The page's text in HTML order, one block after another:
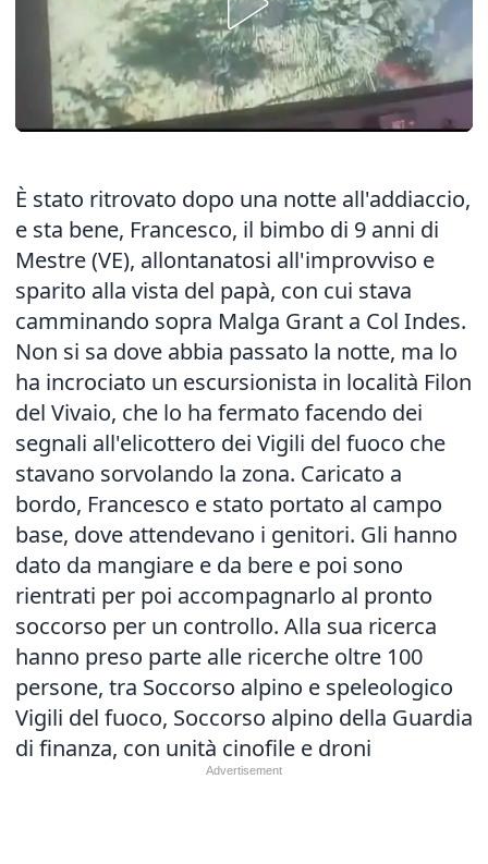
È stato ritrovato dopo una notte all'addiaccio,
e sta bene, Francesco, il bimbo di 9 anni di
Mestre (VE), allontanatosi all'improvviso e
sparito alla vista del papà, con cui stava
camminando sopra Malga Grant a Col Indes.
Non si sa dove abbia passato la notte, ma lo
ha incrociato un escursionista in località Filon
del Vivaio, che lo ha fermato facendo dei
segnali all'elicottero dei Vigili del fuoco che
stavano sorvolando la zona. Caricato a
bordo, Francesco e stato portato al campo
base, dove attendevano i genitori. Gli hanno
dato da mangiare e da bere e poi sono
rientrati per poi accompagnarlo al pronto
soccorso per un controllo. Alla sua ricerca
hanno preso parte alle ricerche oltre 100
persone, tra Soccorso alpino e speleologico
Vigili del fuoco, Soccorso alpino della Guardia
di finanza, con unità cinofile e droni